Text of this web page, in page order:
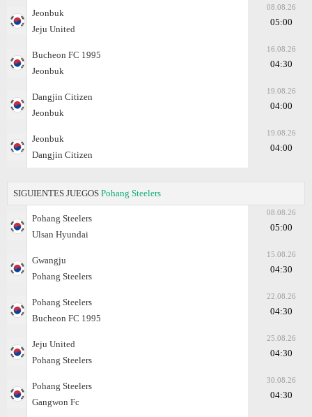
Jeonbuk
Jeju United
08.08.26
05:00
Bucheon FC 1995
Jeonbuk
16.08.26
04:30
Dangjin Citizen
Jeonbuk
19.08.26
04:00
Jeonbuk
Dangjin Citizen
19.08.26
04:00
SIGUIENTES JUEGOS Pohang Steelers
Pohang Steelers
Ulsan Hyundai
08.08.26
05:00
Gwangju
Pohang Steelers
15.08.26
04:30
Pohang Steelers
Bucheon FC 1995
22.08.26
04:30
Jeju United
Pohang Steelers
25.08.26
04:30
Pohang Steelers
Gangwon Fc
30.08.26
04:30